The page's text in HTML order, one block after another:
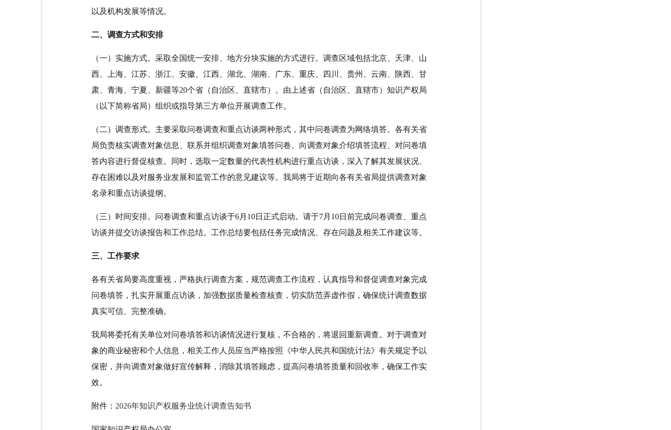
以及机构发展等情况。
二、调查方式和安排
（一）实施方式。采取全国统一安排、地方分块实施的方式进行。调查区域包括北京、天津、山
西、上海、江苏、浙江、安徽、江西、湖北、湖南、广东、重庆、四川、贵州、云南、陕西、甘
肃、青海、宁夏、新疆等20个省（自治区、直辖市）。由上述省（自治区、直辖市）知识产权局
（以下简称省局）组织或指导第三方单位开展调查工作。
（二）调查形式。主要采取问卷调查和重点访谈两种形式，其中问卷调查为网络填答。各有关省
局负责核实调查对象信息、联系并组织调查对象填答问卷、向调查对象介绍填答流程、对问卷填
答内容进行督促核查。同时，选取一定数量的代表性机构进行重点访谈，深入了解其发展状况、
存在困难以及对服务业发展和监管工作的意见建议等。我局将于近期向各有关省局提供调查对象
名录和重点访谈提纲。
（三）时间安排。问卷调查和重点访谈于6月10日正式启动。请于7月10日前完成问卷调查、重点
访谈并提交访谈报告和工作总结。工作总结要包括任务完成情况、存在问题及相关工作建议等。
三、工作要求
各有关省局要高度重视，严格执行调查方案，规范调查工作流程，认真指导和督促调查对象完成
问卷填答，扎实开展重点访谈，加强数据质量检查核查，切实防范弄虚作假，确保统计调查数据
真实可信、完整准确。
我局将委托有关单位对问卷填答和访谈情况进行复核，不合格的，将退回重新调查。对于调查对
象的商业秘密和个人信息，相关工作人员应当严格按照《中华人民共和国统计法》有关规定予以
保密，并向调查对象做好宣传解释，消除其填答顾虑，提高问卷填答质量和回收率，确保工作实
效。
附件： 2026年知识产权服务业统计调查告知书